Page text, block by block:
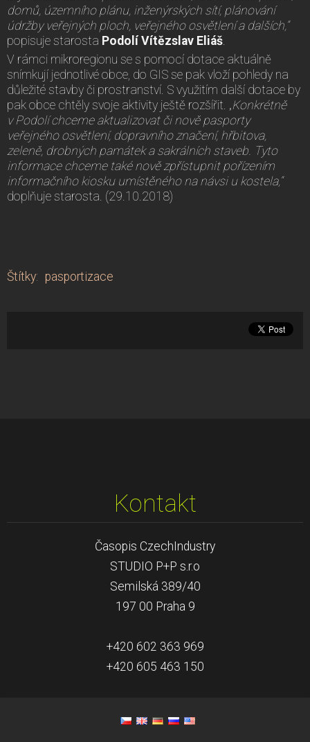
domů, územního plánu, inženýrských sítí, plánování
údržby veřejných ploch, veřejného osvětlení a dalších,“
popisuje starosta Podolí Vítězslav Eliáš
V rámci mikroregionu se s pomocí dotace aktuálně
snímkují jednotlivé obce, do GIS se pak vloží pohledy na
důležité stavby či prostranství. S využitím další dotace by
pak obce chtěly svoje aktivity ještě rozšířit. „Konkrétně
v Podolí chceme aktualizovat či nově pasporty
veřejného osvětlení, dopravního značení, hřbitova,
zeleně, drobných památek a sakrálních staveb. Tyto
informace chceme také nově zpřístupnit pořízením
informačního kiosku umístěného na návsi u kostela,“
doplňuje starosta. (29.10.2018)
Štítky: pasportizace
Kontakt
Časopis CzechIndustry
STUDIO P+P s.r.o
Semilská 389/40
197 00 Praha 9
+420 602 363 969
+420 605 463 150